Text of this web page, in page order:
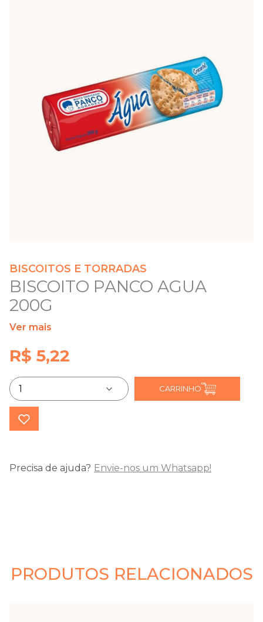
BISCOITOS E TORRADAS
BISCOITO PANCO AGUA
200G
Ver mais
R$ 5,22
CARRINHO
Precisa de ajuda? Envie-nos um Whatsapp!
PRODUTOS RELACIONADOS